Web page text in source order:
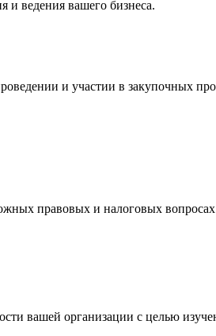
ведения вашего бизнеса.
и участии в закупочных
правовых и налоговых
вашей организации с целью